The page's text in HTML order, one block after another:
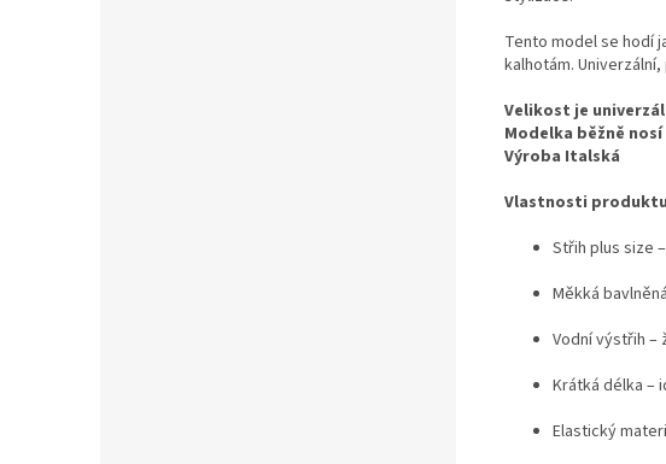
Tento model se hodí
kalhotám.
Velikost je
Modelka běžně
Výroba Italská
Vlastnosti
Střih plus size
Měkká
Vodní výstřih –
Krátká délka –
Elastický